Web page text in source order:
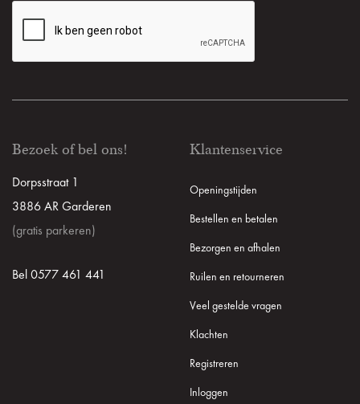
Bezoek of bel ons!
Dorpsstraat 1
3886 AR Garderen
(gratis parkeren)
Bel 0577 461 441
Klantenservice
Openingstijden
Bestellen en betalen
Bezorgen en afhalen
Ruilen en retourneren
Veel gestelde vragen
Klachten
Registreren
Inloggen